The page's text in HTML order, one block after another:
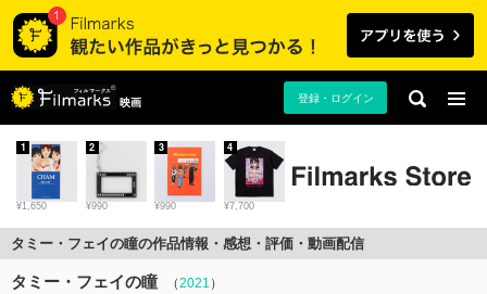
映画 登録・ログイン
¥1,650
1
¥990
2
¥990
3
¥7,700
4
タミー・フェイの瞳の作品情報・感想・評価・動画配信
タミー・フェイの瞳 （2021 ）